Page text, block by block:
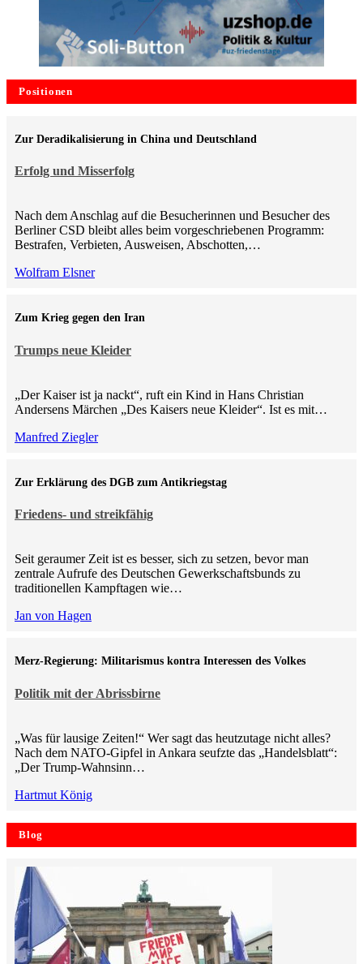
Positionen
Erfolg und Misserfolg
Zur Deradikalisierung in China und Deutschland
Nach dem Anschlag auf die Besucherinnen und Besucher des
Berliner CSD bleibt alles beim vorgeschriebenen Programm:
Bestrafen, Verbieten, Ausweisen, Abschotten,…
Wolfram Elsner
Trumps neue Kleider
Zum Krieg gegen den Iran
„Der Kaiser ist ja nackt“, ruft ein Kind in Hans Christian
Andersens Märchen „Des Kaisers neue Kleider“. Ist es mit…
Manfred Ziegler
Friedens- und streikfähig
Zur Erklärung des DGB zum Antikriegstag
Seit geraumer Zeit ist es besser, sich zu setzen, bevor man
zentrale Aufrufe des Deutschen Gewerkschaftsbunds zu
traditionellen Kampftagen wie…
Jan von Hagen
Politik mit der Abrissbirne
Merz-Regierung: Militarismus kontra Inte­ressen des Volkes
„Was für lausige Zeiten!“ Wer sagt das heutzutage nicht alles?
Nach dem NATO-Gipfel in Ankara seufzte das „Handelsblatt“:
„Der Trump-Wahnsinn…
Hartmut König
Blog